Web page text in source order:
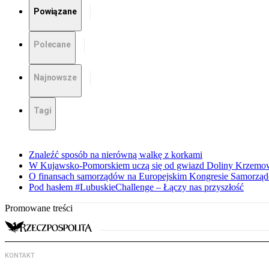
Powiązane
Polecane
Najnowsze
Tagi
Znaleźć sposób na nierówną walkę z korkami
W Kujawsko-Pomorskiem uczą się od gwiazd Doliny
O finansach samorządów na Europejskim Kongresie
Pod hasłem #LubuskieChallenge – Łączy nas przyszłość
Promowane treści
KONTAKT